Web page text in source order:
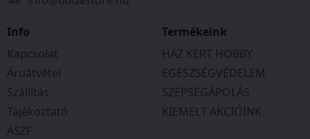
Info
Kapcsolat
Áruátvétel
Szállítás
Tájékoztató
ÁSZF
Termékeink
HÁZ KERT HOBBY
EGÉSZSÉGVÉDELEM
SZÉPSÉGÁPOLÁS
KIEMELT AKCIÓINK